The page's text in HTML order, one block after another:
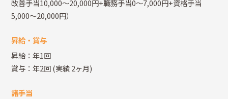
改善手当10,000～20,000円+職務手当0～7,000円+資格手当
5,000～20,000円）
昇給・賞与
昇給：年1回
賞与：年2回(実績 2ヶ月)
諸手当